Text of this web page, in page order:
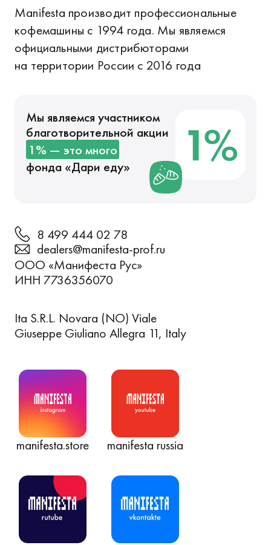
Manifesta производит профессиональные
кофемашины с 1994 года. Мы являемся
официальными дистрибюторами
на территории России с 2016 года
Мы являемся участником
благотворительной акции
1% — это много
фонда «Дари еду»
manifesta.store manifesta russia
Ita S.R.L. Novara (NO) Viale
Giuseppe Giuliano Allegra 11, Italy
8 499 444 02 78
dealers@manifesta-prof.ru
ООО «Манифеста Рус»
ИНН 7736356070